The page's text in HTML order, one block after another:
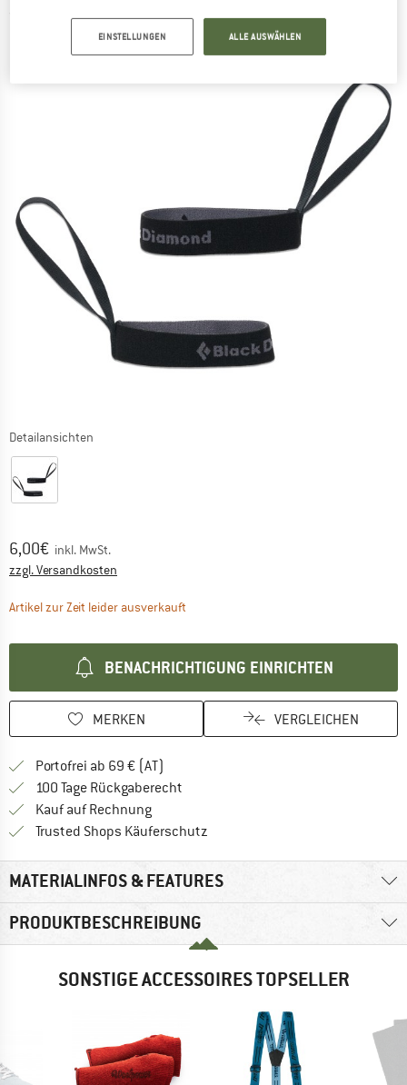
(0)
Detailansichten
Preis:
6,00€ inkl. MwSt.
zzgl. Versandkosten
Artikel zur Zeit leider ausverkauft
BENACHRICHTIGUNG EINRICHTEN
MERKEN VERGLEICHEN
Portofrei ab 69 € (AT)
100 Tage Rückgaberecht
Kauf auf RechnungFinde die Zahlungs-Infos hier! Öffnet
Trusted Shops Käuferschutz
MATERIALINFOS & FEATURES
PRODUKTBESCHREIBUNG
SONSTIGE ACCESSOIRES TOPSELLER
EINSTELLUNGEN ALLE AUSWÄHLEN